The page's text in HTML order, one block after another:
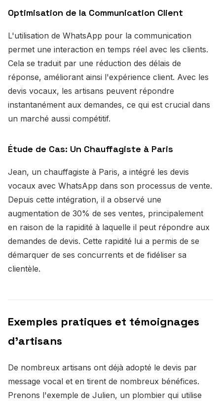
Optimisation de la Communication Client
L'utilisation de WhatsApp pour la communication
permet une interaction en temps réel avec les clients.
Cela se traduit par une réduction des délais de
réponse, améliorant ainsi l'expérience client. Avec les
devis vocaux, les artisans peuvent répondre
instantanément aux demandes, ce qui est crucial dans
un marché aussi compétitif.
Étude de Cas: Un Chauffagiste à Paris
Jean, un chauffagiste à Paris, a intégré les devis
vocaux avec WhatsApp dans son processus de vente.
Depuis cette intégration, il a observé une
augmentation de 30% de ses ventes, principalement
en raison de la rapidité à laquelle il peut répondre aux
demandes de devis. Cette rapidité lui a permis de se
démarquer de ses concurrents et de fidéliser sa
clientèle.
Exemples pratiques et témoignages
d'artisans
De nombreux artisans ont déjà adopté le devis par
message vocal et en tirent de nombreux bénéfices.
Prenons l'exemple de Julien, un plombier qui utilise